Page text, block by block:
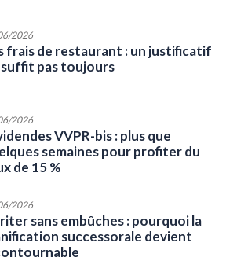
2026
frais de restaurant : un justificatif
suffit pas toujours
2026
VVPR-bis : plus que
semaines pour profiter du
de 15 %
2026
sans embûches : pourquoi la
successorale devient